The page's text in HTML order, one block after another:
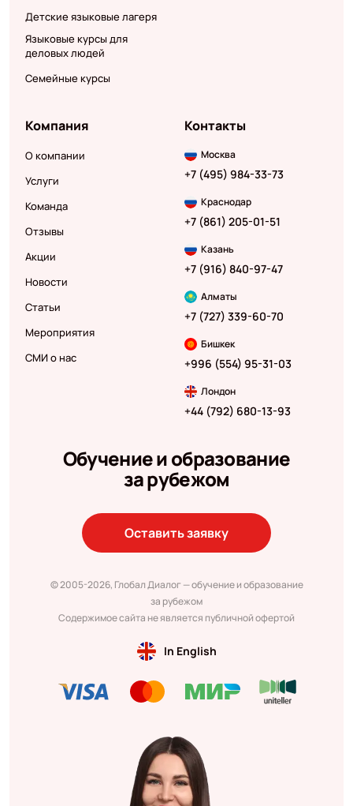
Детские языковые лагеря
Языковые курсы для
деловых людей
Семейные курсы
Компания
О компании
Услуги
Команда
Отзывы
Акции
Новости
Статьи
Мероприятия
СМИ о нас
Контакты
Москва
+7 (495) 984-33-73
Краснодар
+7 (861) 205-01-51
Казань
+7 (916) 840-97-47
Алматы
+7 (727) 339-60-70
Бишкек
+996 (554) 95-31-03
Лондон
+44 (792) 680-13-93
Обучение и образование
за рубежом
Оставить заявку
© 2005-2026, Глобал Диалог — обучение и образование
за рубежом
Содержимое сайта не является публичной офертой
In English